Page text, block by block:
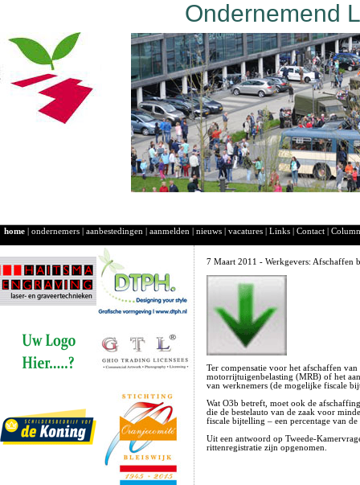
Ondernemend
home ondernemers aanbestedingen aanmelden nieuws vacatures Links Contact Column
7 Maart 2011 - Werkgevers: Afschaffen
Ter compensatie voor het afschaffen
motorrijtuigenbelasting (MRB) of het
van werknemers (de mogelijke fiscale
Wat O3b betreft, moet ook de
die de bestelauto van de zaak voor
fiscale bijtelling – een percentage van
Uit een antwoord op Tweede-
rittenregistratie zijn opgenomen.